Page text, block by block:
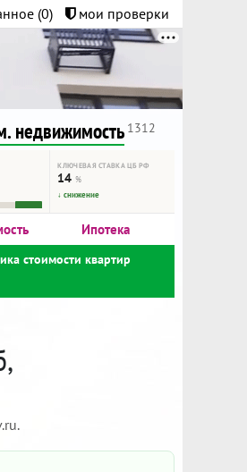
(0) мои проверки
недвижимость 1312
КЛЮЧЕВАЯ СТАВКА ЦБ РФ
14%
↓ снижение
Ипотека
стоимости квартир